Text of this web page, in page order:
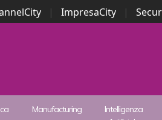
| ImpresaCity |
Manufacturing
Intelligenza